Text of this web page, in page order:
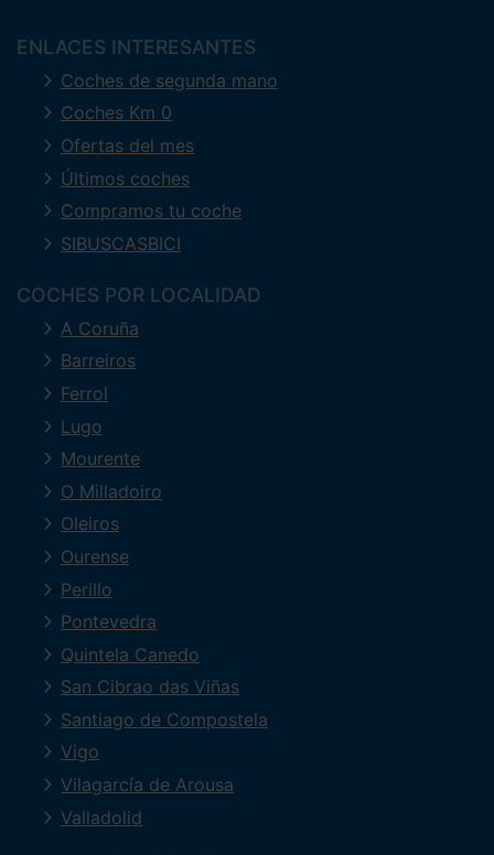
ENLACES INTERESANTES
Coches de segunda mano
Coches Km 0
Ofertas del mes
Últimos coches
Compramos tu coche
SIBUSCASBICI
COCHES POR LOCALIDAD
A Coruña
Barreiros
Ferrol
Lugo
Mourente
O Milladoiro
Oleiros
Ourense
Perillo
Pontevedra
Quintela Canedo
San Cibrao das Viñas
Santiago de Compostela
Vigo
Vilagarcía de Arousa
Valladolid